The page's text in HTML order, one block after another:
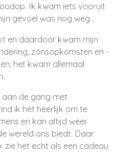
Ik kwam iets vooruit
gevoel was nog weg...
en daardoor kwam mijn
zonsopkomsten en -
het kwam allemaal
aan de gang met
ik het heerlijk om te
en kan altijd weer
wereld ons biedt. Daar
zie het echt als een cadeau